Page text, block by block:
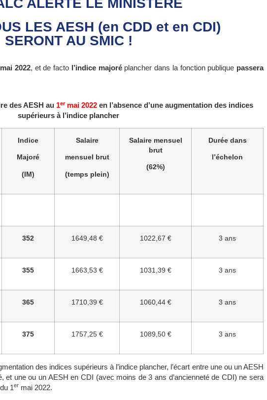
ALERTE LE MINISTÈRE
LES AESH (en CDD et en CDI)
SERONT AU SMIC !
mai 2022, et de facto l’indice majoré plancher dans la fonction publique passera
des AESH au 1ermai 2022 en l’absence d’une augmentation des indices
supérieurs à l’indice plancher
Indice
Majoré
(IM)
Salaire
mensuel brut
(temps plein)
Salaire mensuel
brut
(62%)
Durée dans
l’échelon
352 1649,48 € 1022,67 € 3 ans
355 1663,53 € 1031,39 € 3 ans
365 1710,39 € 1060,44 € 3 ans
375 1757,25 € 1089,50 € 3 ans
des indices supérieurs à l’indice plancher, l’écart entre une ou un AESH
et une ou un AESH en CDI (avec moins de 3 ans d’ancienneté de CDI) ne sera
1er mai 2022.